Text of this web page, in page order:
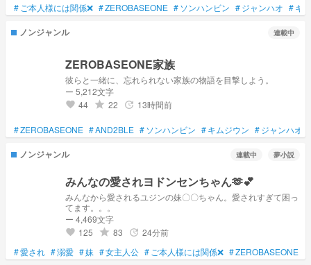
# ご本人様には関係❌ #ZEROBASEONE #ソンハンビン #ジャンハオ #キ
ノンジャンル 連載中
ZEROBASEONE家族
彼らと一緒に、忘れられない家族の物語を目撃しよう。
ー 5,212文字
favorite 44 grade 22 update 13時間前
#ZEROBASEONE #AND2BLE #ソンハンビン #キムジウン #ジャンハオ
ノンジャンル 連載中 夢小説
みんなの愛されヨドンセンちゃん🫶💕
みんなから愛されるユジンの妹〇〇ちゃん。愛されすぎて困っ
てます。。。
ー 4,469文字
favorite 125 grade 83 update 24分前
#愛され #溺愛 #妹 #女主人公 # ご本人様には関係❌ #ZEROBASEONE